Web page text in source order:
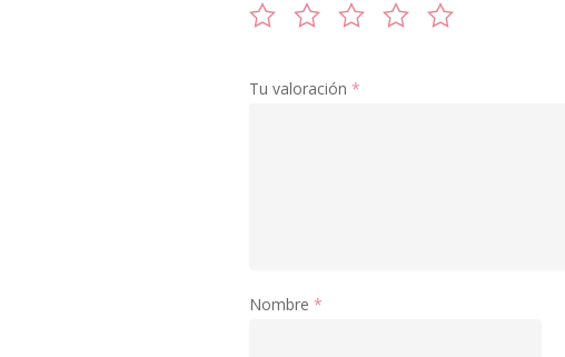
Tu valoración *
Nombre *